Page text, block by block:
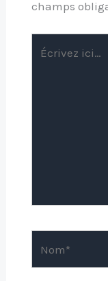
champs
ici…